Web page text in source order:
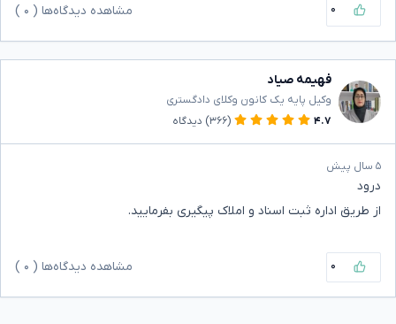
۰ مشاهده دیدگاه‌ها ( ۰
فهیمه صیاد
وکیل پایه یک کانون وکلای دادگستری
۴.۷
(۳۶۶) دیدگاه
۵ سال پیش
درود
از طریق اداره ثبت اسناد و املاک پیگیری بفرمایید.
۰ مشاهده دیدگاه‌ها ( ۰